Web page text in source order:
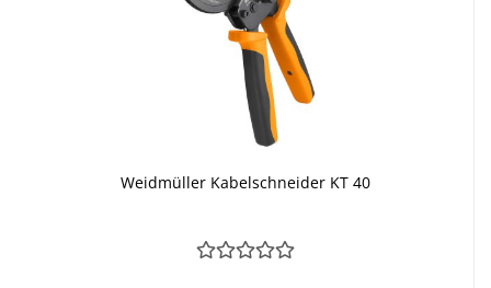
Weid­mül­ler Ka­bel­schnei­der KT 40